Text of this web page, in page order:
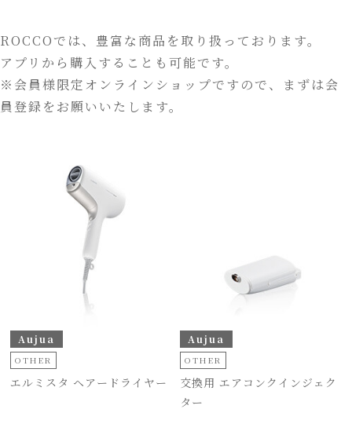
ROCCOでは、豊富な商品を取り扱っております。
アプリから購入することも可能です。
※会員様限定オンラインショップですので、まずは会
員登録をお願いいたします。
Aujua
OTHER
エルミスタ ヘアードライヤー
Aujua
OTHER
交換用 エアコンクインジェク
ター